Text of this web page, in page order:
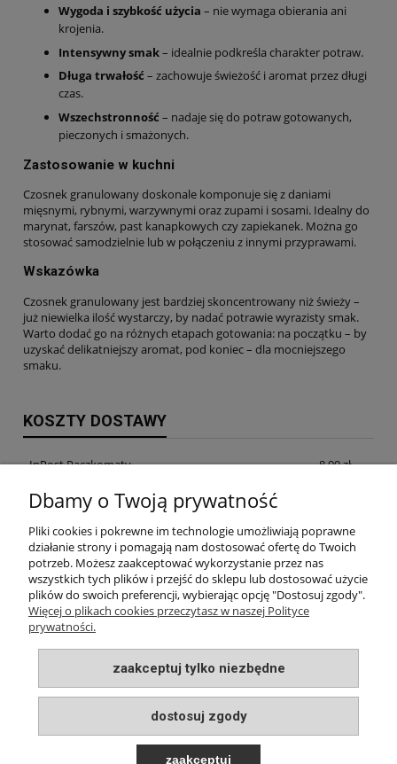
Wygoda i szybkość użycia – nie wymaga obierania ani
krojenia.
Intensywny smak– idealnie podkreśla charakter potraw.
Długa trwałość – zachowuje świeżość i aromat przez długi
czas.
Wszechstronność – nadaje się do potraw gotowanych,
pieczonych i smażonych.
Zastosowanie w kuchni
Czosnek granulowany doskonale komponuje się z daniami
mięsnymi, rybnymi, warzywnymi oraz zupami i sosami. Idealny do
marynat, farszów, past kanapkowych czy zapiekanek. Można go
stosować samodzielnie lub w połączeniu z innymi przyprawami.
Wskazówka
Czosnek granulowany jest bardziej skoncentrowany niż świeży –
już niewielka ilość wystarczy, by nadać potrawie wyrazisty smak.
Warto dodać go na różnych etapach gotowania: na początku – by
uzyskać delikatniejszy aromat, pod koniec – dla mocniejszego
smaku.
KOSZTY DOSTAWY
InPost Paczkomaty 8,99 zł
InPost Kurier
odbiór osobisty w siedzibie firmy 0,00 zł
INFORMACJE
PŁATNOŚCI I DOSTAWA
O NAS
Dbamy o Twoją prywatność
Pliki cookies i pokrewne im technologie umożliwiają poprawne
działanie strony i pomagają nam dostosować ofertę do Twoich
potrzeb. Możesz zaakceptować wykorzystanie przez nas
wszystkich tych plików i przejść do sklepu lub dostosować użycie
plików do swoich preferencji, wybierając opcję "Dostosuj zgody".
Więcej o plikach cookies przeczytasz w naszej Polityce
prywatności.
zaakceptuj tylko niezbędne
dostosuj zgody
zaakceptuj